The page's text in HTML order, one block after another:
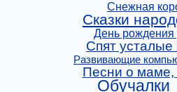
Снежная
Сказки
День рождения
Спят усталые
Развивающие
Песни о маме,
Обучалки